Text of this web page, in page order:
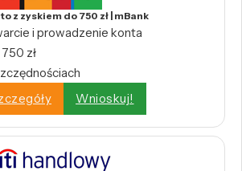
z zyskiem do 750 zł | mBank
i prowadzenie konta
zł
Wnioskuj!